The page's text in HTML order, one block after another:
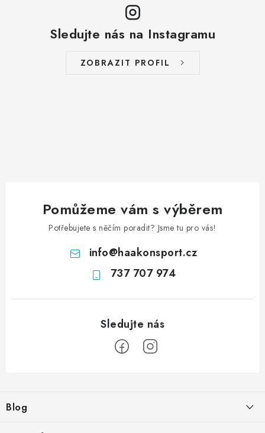
Sledujte nás na Instagramu
ZOBRAZIT PROFIL
Pomůžeme vám s výběrem
Potřebujete s něčím poradit? Jsme tu pro vás!
info@haakonsport.cz
737 707 974
pBlog
Tak které? Runner nebo Runner Lock?